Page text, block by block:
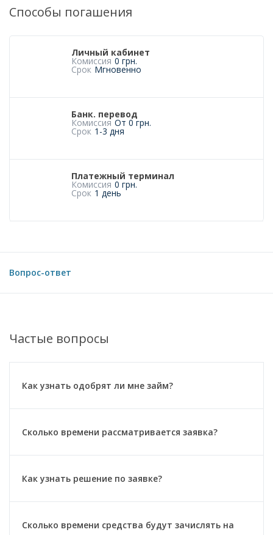
Способы погашения
Личный кабинет
Комиссия 0 грн.
Срок Мгновенно
Банк. перевод
Комиссия От 0 грн.
Срок 1-3 дня
Платежный терминал
Комиссия 0 грн.
Срок 1 день
Вопрос-ответ
Частые вопросы
Как узнать одобрят ли мне займ?
Сколько времени рассматривается заявка?
Как узнать решение по заявке?
Сколько времени средства будут зачислять на